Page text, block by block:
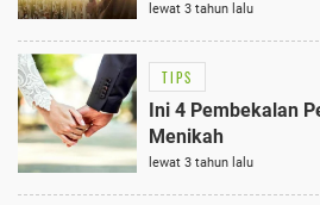
lewat 3 tahun lalu
TIPS
Ini 4 Pembekalan
Menikah
lewat 3 tahun lalu